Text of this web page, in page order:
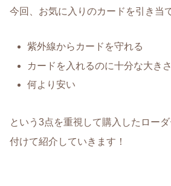
今回、お気に入りのカードを引き当
紫外線からカードを守れる
カードを入れるのに十分な大き
何より安い
という3点を重視して購入したロー
付けて紹介していきます！